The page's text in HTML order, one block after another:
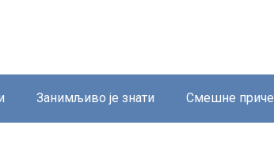
Занимљиво је знати Смешне приче